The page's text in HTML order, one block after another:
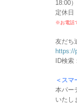
18:00）
定休日
※お電話
友だち
https://
ID検
＜スマ
本パー
いたし